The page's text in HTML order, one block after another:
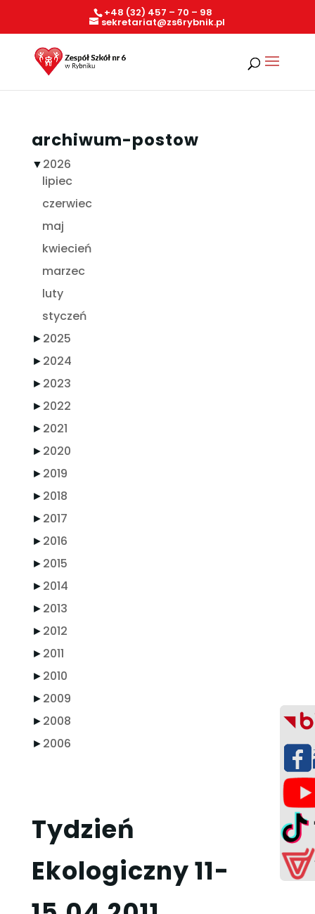
+48 (32) 457 – 70 – 98
sekretariat@zs6rybnik.pl
archiwum-postow
▼2026
lipiec
czerwiec
maj
kwiecień
marzec
luty
styczeń
►2025
►2024
►2023
►2022
►2021
►2020
►2019
►2018
►2017
►2016
►2015
►2014
►2013
►2012
►2011
►2010
►2009
►2008
►2006
Tydzień
Ekologiczny 11-